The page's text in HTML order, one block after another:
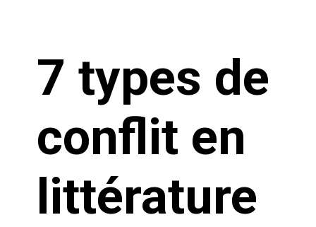
7 types de
conflit en
littérature